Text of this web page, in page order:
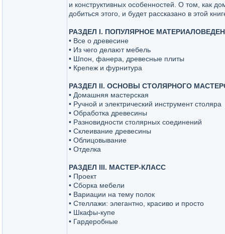
и конструктивных особенностей. О том, как
добиться этого, и будет рассказано в этой
РАЗДЕЛ I. ПОПУЛЯРНОЕ
• Все о древесине
• Из чего делают мебель
• Шпон, фанера, древесные плиты
• Крепеж и фурнитура
РАЗДЕЛ II. ОСНОВЫ СТОЛЯРНОГО
• Домашняя мастерская
• Ручной и электрический инструмент столяра
• Обработка древесины
• Разновидности столярных соединений
• Склеивание древесины
• Облицовывание
• Отделка
РАЗДЕЛ III. МАСТЕР-КЛАСС
• Проект
• Сборка мебели
• Вариации на тему полок
• Стеллажи: элегантно, красиво и просто
• Шкафы-купе
• Гардеробные